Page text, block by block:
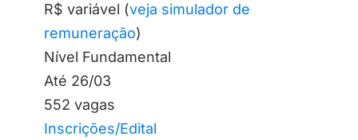
R$ variável (veja simulador de
remuneração)
Nível Fundamental
Até 26/03
552 vagas
Inscrições/Edital